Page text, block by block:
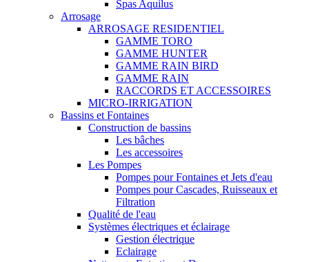
Spas Aquilus
Arrosage
ARROSAGE RESIDENTIEL
GAMME TORO
GAMME HUNTER
GAMME RAIN BIRD
GAMME RAIN
RACCORDS ET ACCESSOIRES
MICRO-IRRIGATION
Bassins et Fontaines
Construction de bassins
Les bâches
Les accessoires
Les Pompes
Pompes pour Fontaines et Jets d'eau
Pompes pour Cascades, Ruisseaux et
Filtration
Qualité de l'eau
Systèmes électriques et éclairage
Gestion électrique
Eclairage